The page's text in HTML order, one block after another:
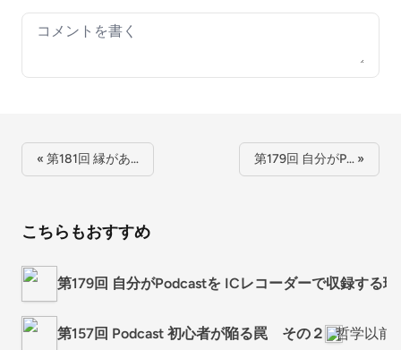
Your comment
« 第181回 縁があ… 第179回 自分がP… »
こちらもおすすめ
第179回 自分がPodcastを ICレコーダーで収録する理
第157回 Podcast 初心者が陥る罠 その２ 哲学以前